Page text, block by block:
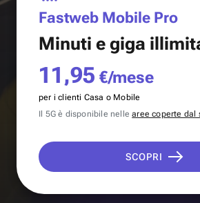
Fastweb Mobile Pro
Minuti e giga
11,95 €/mese
per i clienti Casa o Mobile
Il 5G è disponibile nellearee coperte dal
SCOPRI